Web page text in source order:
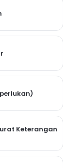
Keterangan